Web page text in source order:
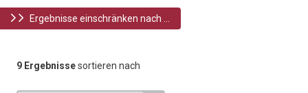
Ergebnisse einschränken nach ...
9 Ergebnissesortieren nach